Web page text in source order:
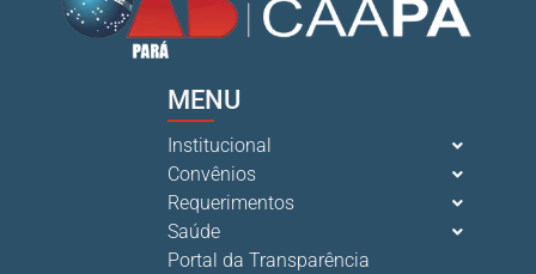
MENU
Institucional
Convênios
Requerimentos
Saúde
Portal da Transparência